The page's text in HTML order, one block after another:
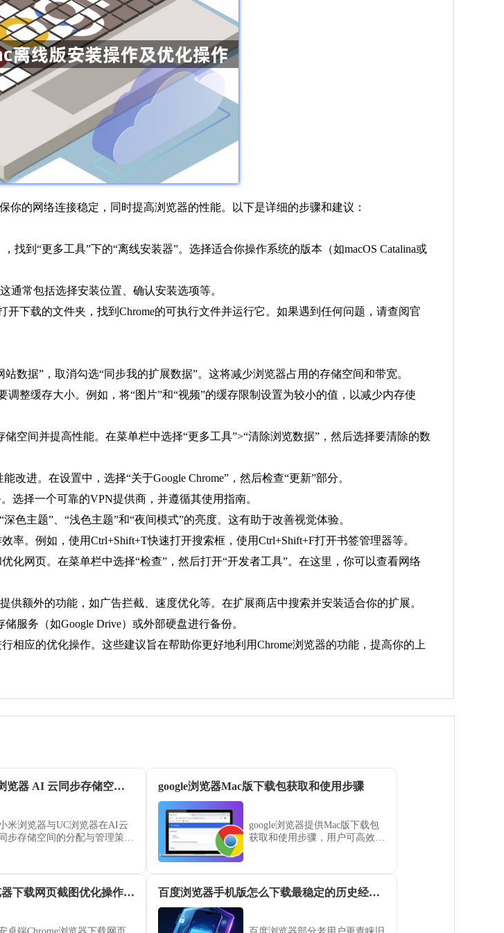
你的网络连接稳定，同时提高浏览器的性能。以下是详细的步骤和建议：
找到“更多工具”下的“离线安装器”。选择适合你操作系统的版本（如macOS Catalina或
通常包括选择安装位置、确认安装选项等。
下载的文件夹，找到Chrome的可执行文件并运行它。如果遇到任何问题，请查阅官
数据”，取消勾选“同步我的扩展数据”。这将减少浏览器占用的存储空间和带宽。
调整缓存大小。例如，将“图片”和“视频”的缓存限制设置为较小的值，以减少内存使
空间并提高性能。在菜单栏中选择“更多工具”>“清除浏览数据”，然后选择要清除的数
进。在设置中，选择“关于Google Chrome”，然后检查“更新”部分。
选择一个可靠的VPN提供商，并遵循其使用指南。
色主题”、“浅色主题”和“夜间模式”的亮度。这有助于改善视觉体验。
率。例如，使用Ctrl+Shift+T快速打开搜索框，使用Ctrl+Shift+F打开书签管理器等。
化网页。在菜单栏中选择“检查”，然后打开“开发者工具”。在这里，你可以查看网络
额外的功能，如广告拦截、速度优化等。在扩展商店中搜索并安装适合你的扩展。
服务（如Google Drive）或外部硬盘进行备份。
相应的优化操作。这些建议旨在帮助你更好地利用Chrome浏览器的功能，提高你的上
小米浏览器和 UC 浏览器 AI 云同步存储空间容量对比
米浏览器与UC浏览器在AI云
同步存储空间的分配与管理策略
，帮助用户根据个人需求选择
据同步更稳定、存储空间更充
google浏览器Mac版下载包获取和使用步骤
google浏览器提供Mac版下载包
获取和使用步骤，用户可高效完
安卓端Chrome浏览器下载网页截图优化操作经验 百度浏览器手机版怎么下载最稳定的历史经典旧版